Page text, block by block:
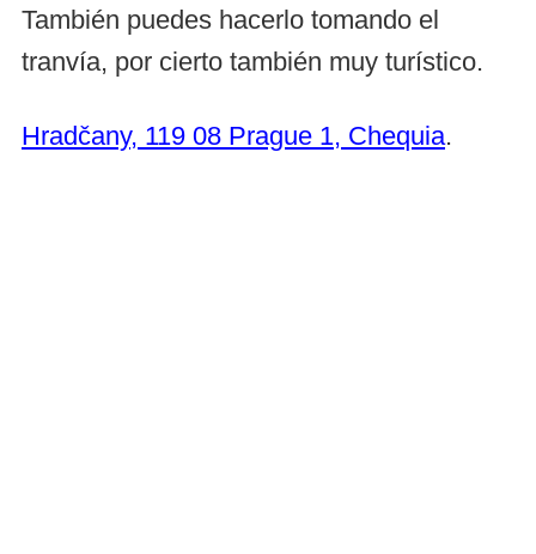
También puedes hacerlo tomando el
tranvía, por cierto también muy turístico.
Hradčany, 119 08 Prague 1, Chequia.